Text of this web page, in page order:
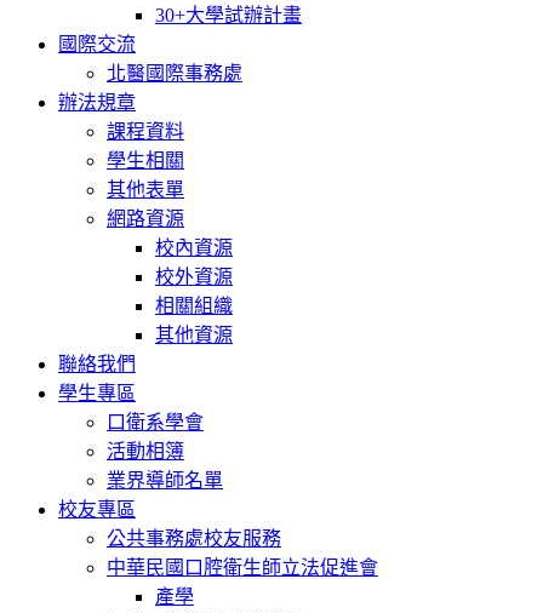
30+大學試辦計畫
國際交流
北醫國際事務處
辦法規章
課程資料
學生相關
其他表單
網路資源
校內資源
校外資源
相關組織
其他資源
聯絡我們
學生專區
口衛系學會
活動相簿
業界導師名單
校友專區
公共事務處校友服務
中華民國口腔衛生師立法促進會
產學